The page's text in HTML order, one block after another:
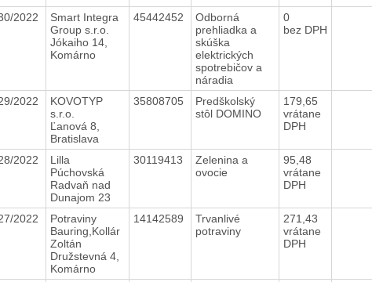
2022
Smart Integra
Group s.r.o.
Jókaiho 14,
Komárno
45442452
Odborná
prehliadka a
skúška
elektrických
spotrebičov a
náradia
0
bez DPH
2022
KOVOTYP
s.r.o.
Ľanová 8,
Bratislava
35808705
Predškolský
stôl DOMINO
179,65
vrátane
DPH
2022
Lilla
Púchovská
Radvaň nad
Dunajom 23
30119413
Zelenina a
ovocie
95,48
vrátane
DPH
2022
Potraviny
Bauring,Kollár
Zoltán
Družstevná 4,
Komárno
14142589
Trvanlivé
potraviny
271,43
vrátane
DPH